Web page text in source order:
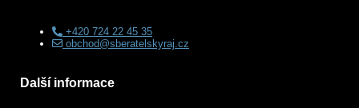
+420 724 22 45 35
obchod@sberatelskyraj.cz
Další informace